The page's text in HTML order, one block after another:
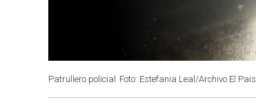
Patrullero policial Foto: Estefania Leal/Archivo El Pais